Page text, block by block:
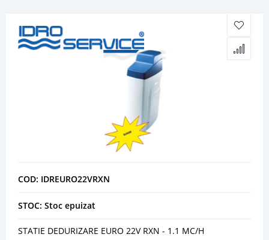
COD: IDREURO22VRXN
STOC: Stoc epuizat
STATIE DEDURIZARE EURO 22V RXN - 1.1 MC/H